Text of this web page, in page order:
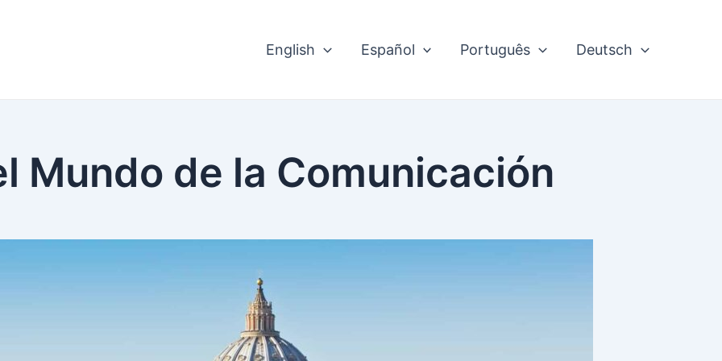
English Español Português Deutsch
Mundo de la Comunicación